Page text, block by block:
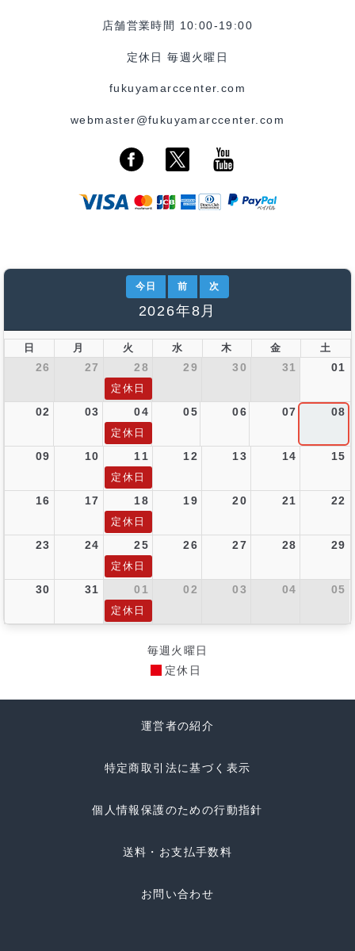
店舗営業時間 10:00-19:00
定休日 毎週火曜日
fukuyamarccenter.com
webmaster@fukuyamarccenter.com
今日 前 次
2026年8月
日 月 火 水 木 金 土
26 27 28 29 30 31 01
定休日
02 03 04 05 06 07 08
定休日
09 10 11 12 13 14 15
定休日
16 17 18 19 20 21 22
定休日
23 24 25 26 27 28 29
定休日
30 31 01 02 03 04 05
定休日
毎週火曜日
定休日
運営者の紹介
特定商取引法に基づく表示
個人情報保護のための行動指針
送料・お支払手数料
お問い合わせ